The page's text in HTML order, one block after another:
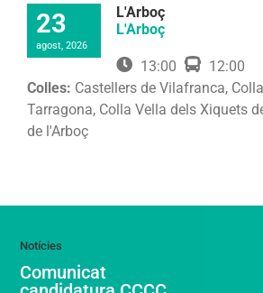
23
agost, 2026
L'Arboç
L'Arboç
13:00
12:00
Colles: Castellers de Vilafranca,
Tarragona, Colla Vella dels Xiquets
de l'Arboç
Comunicat